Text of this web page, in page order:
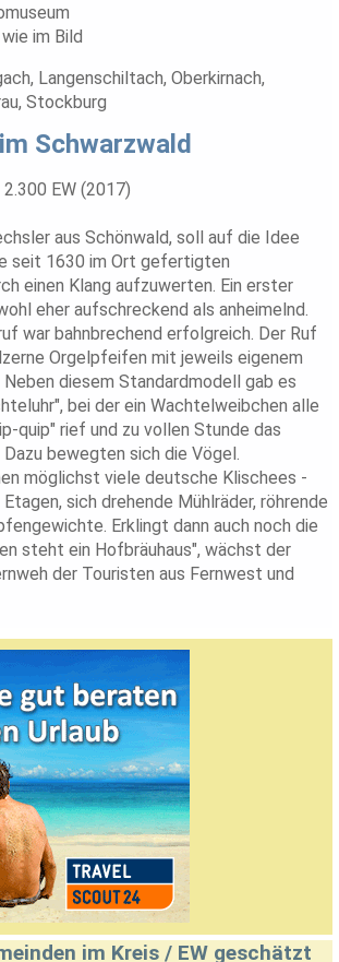
im Bild
Langenschiltach, Oberkirnach,
Stockburg
Schwarzwald
EW (2017)
aus Schönwald, soll auf die Idee
seit 1630 im Ort gefertigten
einen Klang aufzuwerten. Ein erster
eher aufschreckend als anheimelnd.
war bahnbrechend erfolgreich. Der Ruf
Orgelpfeifen mit jeweils eigenem
diesem Standardmodell gab es
bei der ein Wachtelweibchen alle
quip" rief und zu vollen Stunde das
bewegten sich die Vögel.
möglichst viele deutsche Klischees -
sich drehende Mühlräder, röhrende
Erklingt dann auch noch die
steht ein Hofbräuhaus", wächst der
der Touristen aus Fernwest und
im Kreis / EW geschätzt